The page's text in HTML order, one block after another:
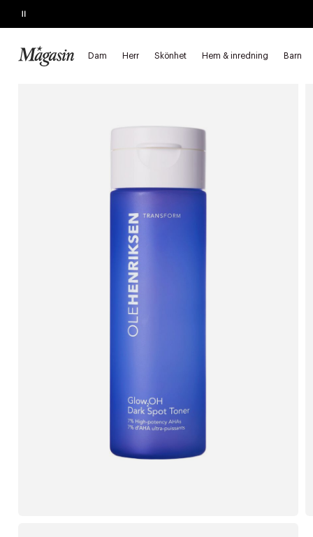
Pause
Dam Herr Skönhet Hem & inredning Barn
KÖP 2, SPARA 20%
Startsida Skönhet Hudvård Ansiktsvård Toner &